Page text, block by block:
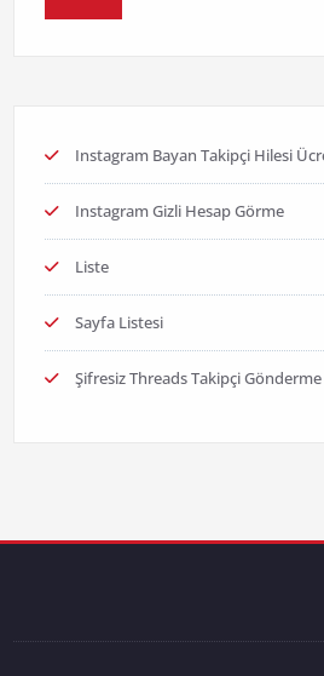
Instagram Bayan Takipçi Hilesi
Instagram Gizli Hesap Görme
Liste
Sayfa Listesi
Şifresiz Threads Takipçi Gönderme